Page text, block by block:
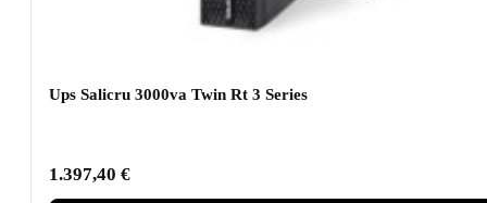
Ups Salicru 3000va Twin Rt 3 Series
1.397,40 €